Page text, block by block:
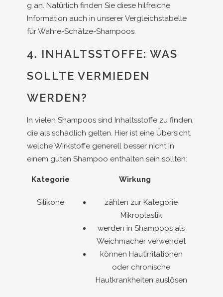
g an. Natürlich finden Sie diese hilfreiche
Information auch in unserer Vergleichstabelle
für Wahre-Schätze-Shampoos.
4. INHALTSSTOFFE: WAS
SOLLTE VERMIEDEN
WERDEN?
In vielen Shampoos sind Inhaltsstoffe zu finden,
die als schädlich gelten. Hier ist eine Übersicht,
welche Wirkstoffe generell besser nicht in
einem guten Shampoo enthalten sein sollten:
Kategorie Wirkung
Silikone
zählen zur Kategorie
Mikroplastik
werden in Shampoos als
Weichmacher verwendet
können Hautirritationen
oder chronische
Hautkrankheiten auslösen